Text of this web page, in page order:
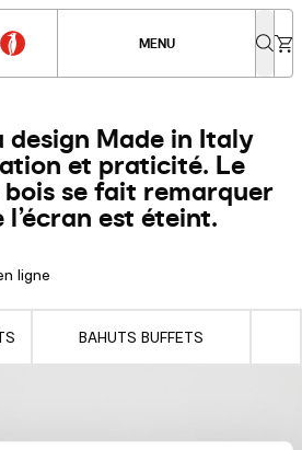
MENU
design Made in Italy
et praticité. Le
bois se fait remarquer
est éteint.
ligne
BAHUTS BUFFETS